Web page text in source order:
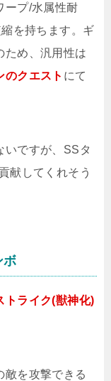
ープ/水属性耐
を持ちます。ギ
ため、汎用性は
のクエスト にて
いですが、SSタ
献してくれそう
ボ
トライク(獣神化)
敵を攻撃できる